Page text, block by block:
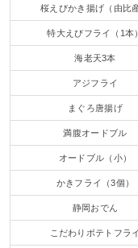
桜えびかき揚げ（由比産
特大えびフライ（1本）
海老天3本
アジフライ
まぐろ唐揚げ
満腹オードブル
オードブル（小）
かきフライ（3個）
静岡おでん
こだわりポテトフライ